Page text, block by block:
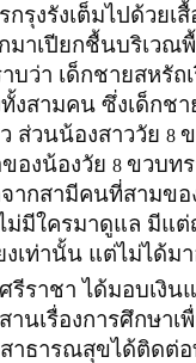
รุงรังเต็มไปด้วยเ
มาเปียกชื้นบริเวณ
บว่า เด็กชายสหรัถ
งสามคน ซึ่งเด็กชา
ส่วนน้องสาววัย 8
องน้องวัย 8 ขวบทร
จากสามีคนที่สามข
ม่มีใครมาดูแล มีแ
งเท่านั้น แต่ไม่ได้ม
ชา ได้มอบเงินแ
นเรื่องการศึกษาเ
าธารณสุขได้ติดต่อ